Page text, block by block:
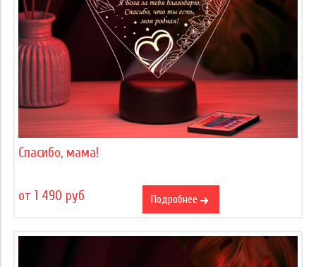
Спасибо, мама!
от 1 490 руб Подробнее